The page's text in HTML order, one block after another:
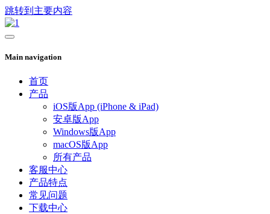
跳转到主要内容
Main navigation
首页
产品
iOS版App (iPhone & iPad)
安卓版App
Windows版App
macOS版App
所有产品
客服中心
产品特点
常见问题
下载中心